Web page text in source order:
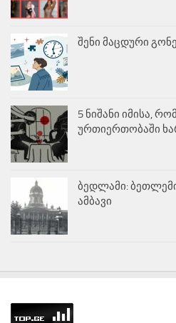
შენი მაცდური
5 ნიშანი იმისა,
ურთიერთობაში
ბედლამი:
ამბავი